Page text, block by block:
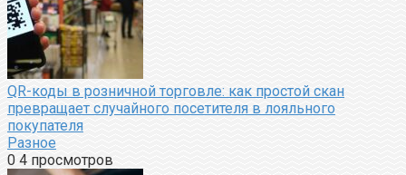
QR-коды в розничной торговле: как простой скан
превращает случайного посетителя в лояльного
покупателя
Разное
0 4 просмотров